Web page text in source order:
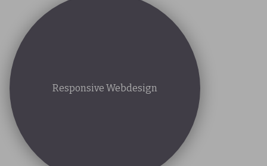
Responsive Webdesign